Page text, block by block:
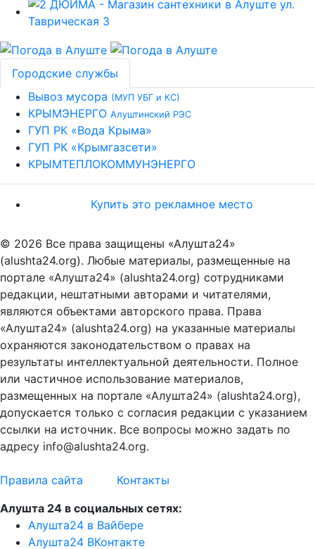
Городские службы
Вывоз мусора (МУП УБГ и КС)
КРЫМЭНЕРГО Алуштинский РЭС
ГУП РК «Вода Крыма»
ГУП РК «Крымгазсети»
КРЫМТЕПЛОКОММУНЭНЕРГО
Купить это рекламное место
© 2026 Все права защищены «Алушта24»
(alushta24.org). Любые материалы, размещенные на
портале «Алушта24» (alushta24.org) сотрудниками
редакции, нештатными авторами и читателями,
являются объектами авторского права. Права
«Алушта24» (alushta24.org) на указанные материалы
охраняются законодательством о правах на
результаты интеллектуальной деятельности. Полное
или частичное использование материалов,
размещенных на портале «Алушта24» (alushta24.org),
допускается только с согласия редакции с указанием
ссылки на источник. Все вопросы можно задать по
адресу info@alushta24.org.
Правила сайта
Контакты
Алушта 24 в социальных сетях:
Алушта24 в Вайбере
Алушта24 ВКонтакте